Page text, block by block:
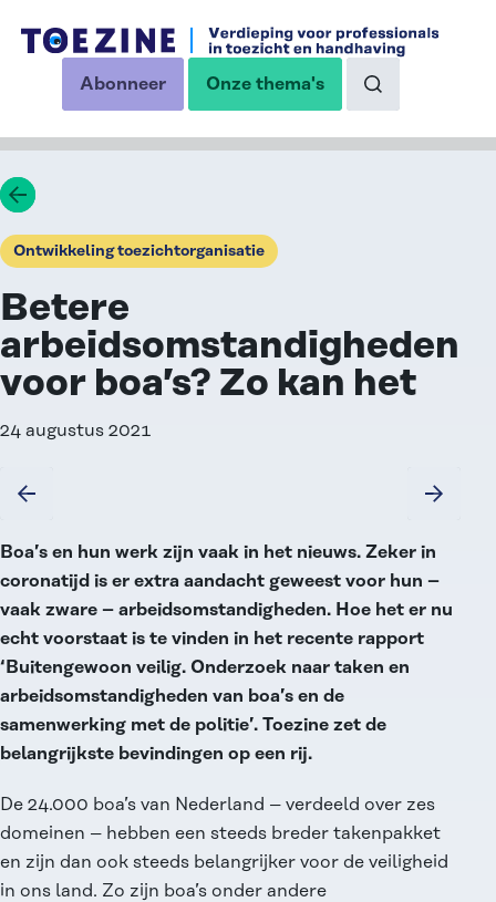
Ga naar de inhoud
Abonneer
op onze nieuwsbriefOnze thema's Naar de
Ga terug
Ontwikkeling toezichtorganisatie
Betere
arbeidsomstandigheden
voor boa’s? Zo kan het
24 augustus 2021
Boa’s en hun werk zijn vaak in het nieuws. Zeker in
coronatijd is er extra aandacht geweest voor hun –
vaak zware – arbeidsomstandigheden. Hoe het er nu
echt voorstaat is te vinden in het recente rapport
‘Buitengewoon veilig. Onderzoek naar taken en
arbeidsomstandigheden van boa’s en de
samenwerking met de politie’. Toezine zet de
belangrijkste bevindingen op een rij.
De 24.000 boa’s van Nederland – verdeeld over zes
domeinen – hebben een steeds breder takenpakket
en zijn dan ook steeds belangrijker voor de veiligheid
in ons land. Zo zijn boa’s onder andere